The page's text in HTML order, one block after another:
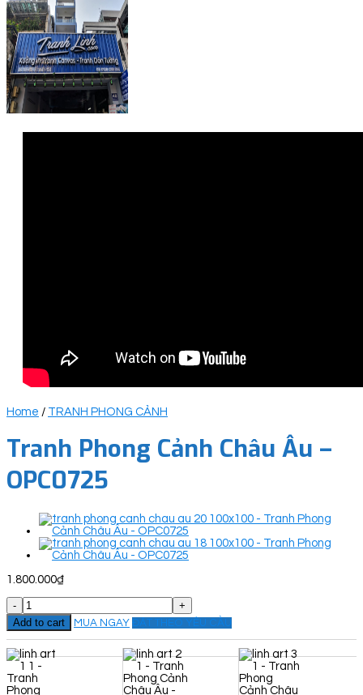
Home / TRANH PHONG CẢNH
Tranh Phong Cảnh Châu Âu –
OPC0725
1.800.000₫
Tranh
Phong
Cảnh
Châu
Âu
-
OPC0725
quantity
Add to cart MUA NGAY ĐẶT THEO YÊU CẦU